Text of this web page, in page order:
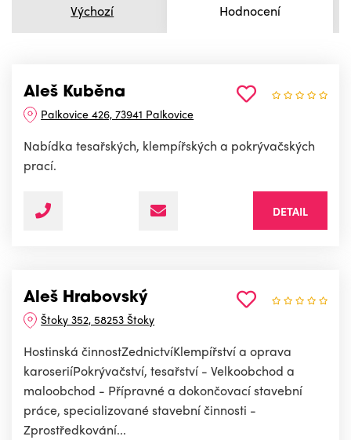
Výchozí Hodnocení
Aleš Kuběna
Palkovice 426, 73941 Palkovice
Nabídka tesařských, klempířských a pokrývačských
prací.
DETAIL
Aleš Hrabovský
Štoky 352, 58253 Štoky
Hostinská činnostZednictvíKlempířství a oprava
karoseriíPokrývačství, tesařství - Velkoobchod a
maloobchod - Přípravné a dokončovací stavební
práce, specializované stavební činnosti -
Zprostředkování...